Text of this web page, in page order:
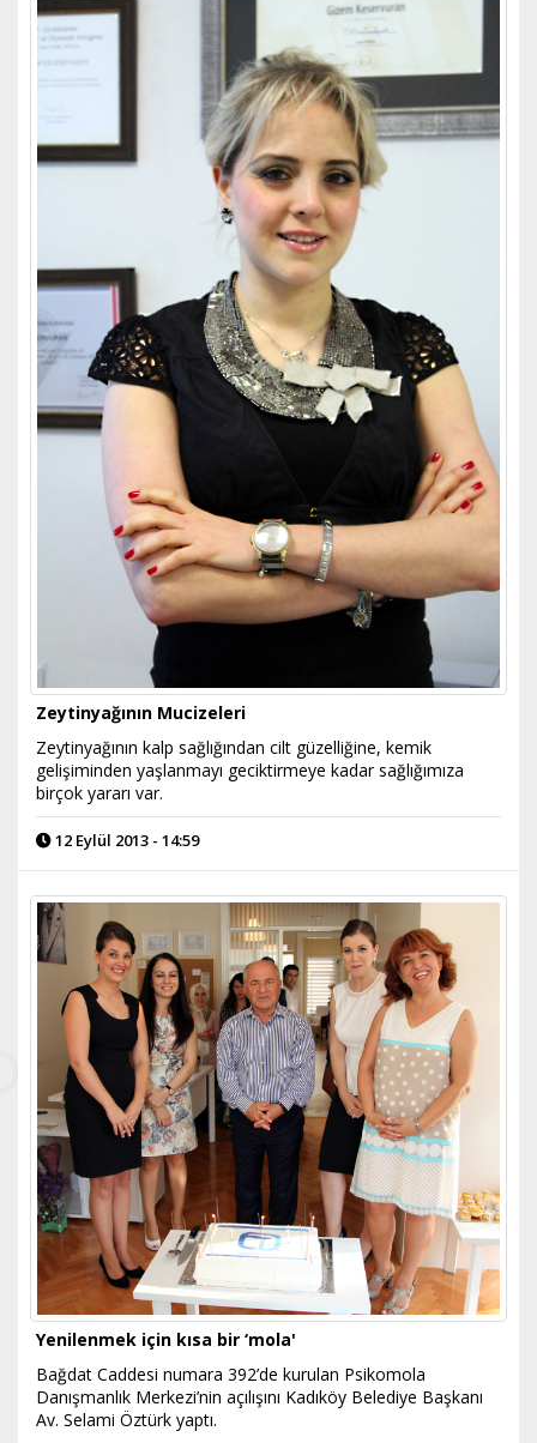
Zeytinyağının Mucizeleri
Zeytinyağının kalp sağlığından cilt güzelliğine, kemik
gelişiminden yaşlanmayı geciktirmeye kadar sağlığımıza
birçok yararı var.
12 Eylül 2013 - 14:59
Yenilenmek için kısa bir ‘mola'
Bağdat Caddesi numara 392’de kurulan Psikomola
Danışmanlık Merkezi’nin açılışını Kadıköy Belediye Başkanı
Av. Selami Öztürk yaptı.